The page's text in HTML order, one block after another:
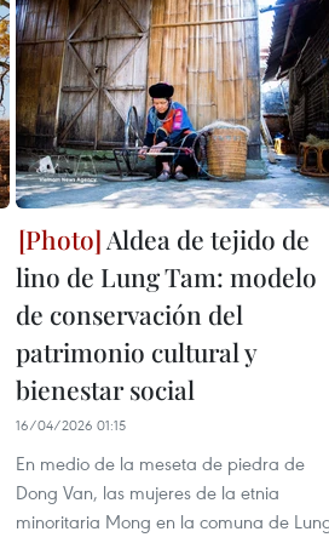
Aldea de tejido de
lino de Lung Tam: modelo
de conservación del
patrimonio cultural y
bienestar social
16/04/2026 01:15
En medio de la meseta de piedra de
Dong Van, las mujeres de la etnia
minoritaria Mong en la comuna de